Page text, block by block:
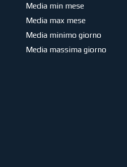
Media min mese
Media max mese
Media minimo giorno
Media massima giorno